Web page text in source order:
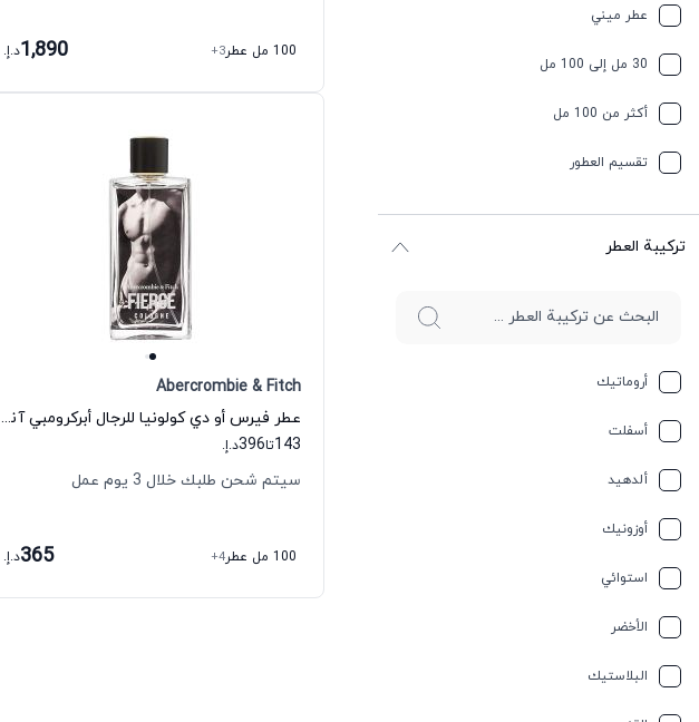
عطر ميني
30 مل إلى 100 مل
أكثر من 100 مل
تقسیم العطور
ترکیبة العطر
أروماتيك
أسفلت
ألدهيد
أوزونيك
استوائي
الأخضر
البلاستيك
100 مل عطر +3
1,890د.إ.
Abercrombie & Fitch
عطر فيرس أو دي كولونيا للرجال أبركرومبي آند فيتش
143تا396د.إ.
سيتم شحن طلبك خلال 3 يوم عمل
100 مل عطر +4
365د.إ.